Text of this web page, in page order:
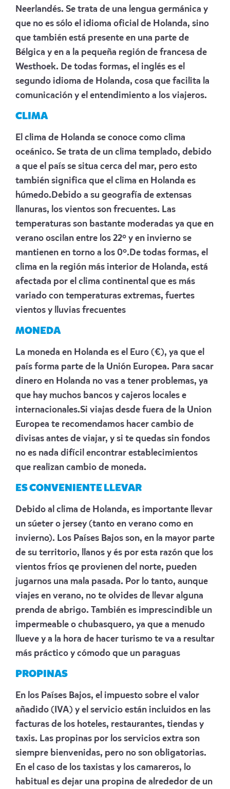
Neerlandés. Se trata de una lengua germánica y
que no es sólo el idioma oficial de Holanda, sino
que también está presente en una parte de
Bélgica y en a la pequeña región de francesa de
Westhoek. De todas formas, el inglés es el
segundo idioma de Holanda, cosa que facilita la
comunicación y el entendimiento a los viajeros.
CLIMA
El clima de Holanda se conoce como clima
oceánico. Se trata de un clima templado, debido
a que el país se situa cerca del mar, pero esto
también significa que el clima en Holanda es
húmedo.Debido a su geografía de extensas
llanuras, los vientos son frecuentes. Las
temperaturas son bastante moderadas ya que en
verano oscilan entre los 22º y en invierno se
mantienen en torno a los 0º.De todas formas, el
clima en la región más interior de Holanda, está
afectada por el clima continental que es más
variado con temperaturas extremas, fuertes
vientos y lluvias frecuentes
MONEDA
La moneda en Holanda es el Euro (€), ya que el
país forma parte de la Unión Europea. Para sacar
dinero en Holanda no vas a tener problemas, ya
que hay muchos bancos y cajeros locales e
internacionales.Si viajas desde fuera de la Union
Europea te recomendamos hacer cambio de
divisas antes de viajar, y si te quedas sin fondos
no es nada difícil encontrar establecimientos
que realizan cambio de moneda.
ES CONVENIENTE LLEVAR
Debido al clima de Holanda, es importante llevar
un súeter o jersey (tanto en verano como en
invierno). Los Países Bajos son, en la mayor parte
de su territorio, llanos y és por esta razón que los
vientos fríos qe provienen del norte, pueden
jugarnos una mala pasada. Por lo tanto, aunque
viajes en verano, no te olvides de llevar alguna
prenda de abrigo. También es imprescindible un
impermeable o chubasquero, ya que a menudo
llueve y a la hora de hacer turismo te va a resultar
más práctico y cómodo que un paraguas
PROPINAS
En los Países Bajos, el impuesto sobre el valor
añadido (IVA) y el servicio están incluidos en las
facturas de los hoteles, restaurantes, tiendas y
taxis. Las propinas por los servicios extra son
siempre bienvenidas, pero no son obligatorias.
En el caso de los taxistas y los camareros, lo
habitual es dejar una propina de alrededor de un